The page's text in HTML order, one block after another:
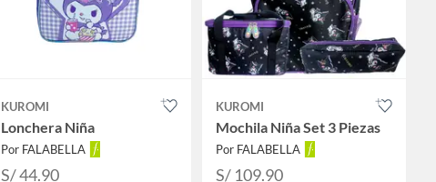
KUROMI
Lonchera Niña
Por FALABELLA
S/ 44.90
KUROMI
Mochila Niña Set 3 Piezas
Por FALABELLA
S/ 109.90